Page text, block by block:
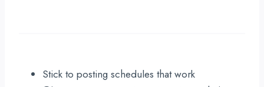
Stick to posting schedules that work